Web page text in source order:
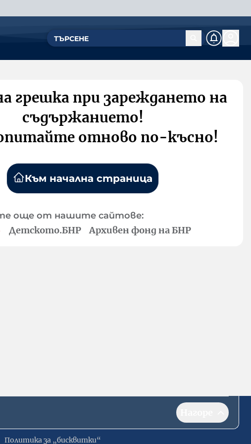
грешка при зареждането на
съдържанието!
отново по-късно!
Към начална страница
още от нашите сайтове:
Детското.БНР Архивен фонд на БНР
Политика за „бисквитки“